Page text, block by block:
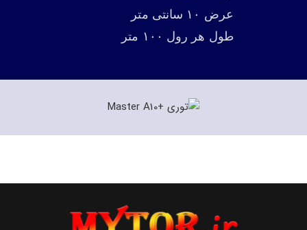
عرض ۱۰ سانتی متر
طول هر رول ۱۰۰ متر